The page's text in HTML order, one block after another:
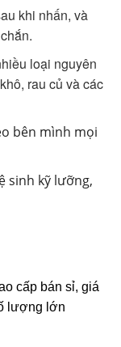
khi nhấn, và
loại nguyên
rau củ và các
bên mình mọi
sinh kỹ lưỡng,
cấp bán sỉ, giá
lượng lớn